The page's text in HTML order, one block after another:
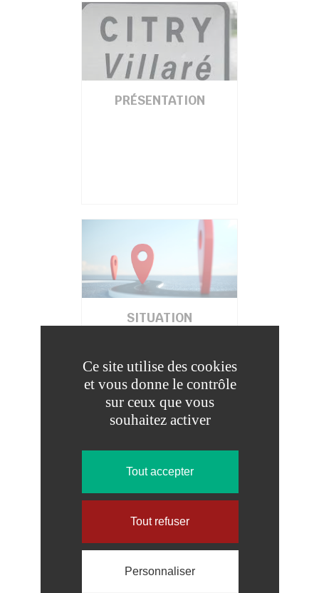
PRÉSENTATION
SITUATION
Ce site utilise des cookies
et vous donne le contrôle
sur ceux que vous
souhaitez activer
Tout accepter
Tout refuser
Personnaliser